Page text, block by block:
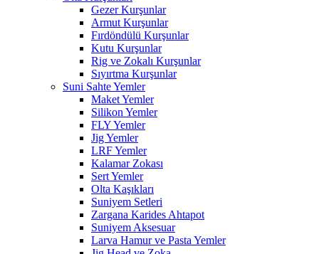
Gezer Kurşunlar
Armut Kurşunlar
Fırdöndülü Kurşunlar
Kutu Kurşunlar
Rig ve Zokalı Kurşunlar
Sıyırtma Kurşunlar
Suni Sahte Yemler
Maket Yemler
Silikon Yemler
FLY Yemler
Jig Yemler
LRF Yemler
Kalamar Zokası
Sert Yemler
Olta Kaşıkları
Suniyem Setleri
Zargana Karides Ahtapot
Suniyem Aksesuar
Larva Hamur ve Pasta Yemler